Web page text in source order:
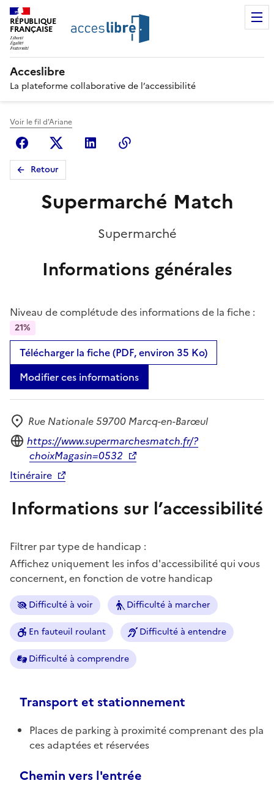
RÉPUBLIQUE
FRANÇAISE
Acceslibre
La plateforme collaborative de l’accessibilité
Voir le fil d'Ariane
FacebookX (anciennement Twitter)
Linkedin
Retour
Supermarché Match
Supermarché
Informations générales
Niveau de complétude des informations de la fiche :
21%
Télécharger la fiche (PDF, environ 35 Ko)
Modifier ces informations
Adresse
Rue Nationale 59700 Marcq-en-Barœul
Site internet
https://www.supermarchesmatch.fr/?
choixMagasin=0532
Itinéraire
Informations sur l’accessibilité
Filtrer par type de handicap :
Affichez uniquement les infos d'accessibilité qui vous
concernent, en fonction de votre handicap
Difficulté à voir Difficulté à marcher
En fauteuil roulant Difficulté à entendre
Difficulté à comprendre
Transport et stationnement
Places de parking à proximité comprenant des pla
ces adaptées et réservées
Chemin vers l'entrée